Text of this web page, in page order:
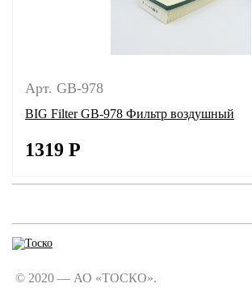
Арт. GB-978
BIG Filter GB-978 Фильтр воздушный
1319 Р
© 2020 — АО «ТОСКО».